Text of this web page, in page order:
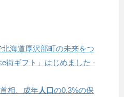
海道厚沢部町の未来をつ
e街ギフト」はじめました -
相、成年人口の0.3%の保